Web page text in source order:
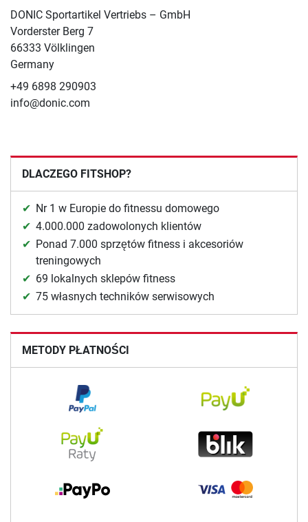
DONIC Sportartikel Vertriebs – GmbH
Vorderster Berg 7
66333 Völklingen
Germany
+49 6898 290903
info@donic.com
DLACZEGO FITSHOP?
Nr 1 w Europie do fitnessu domowego
4.000.000 zadowolonych klientów
Ponad 7.000 sprzętów fitness i akcesoriów
treningowych
69 lokalnych sklepów fitness
75 własnych techników serwisowych
METODY PŁATNOŚCI